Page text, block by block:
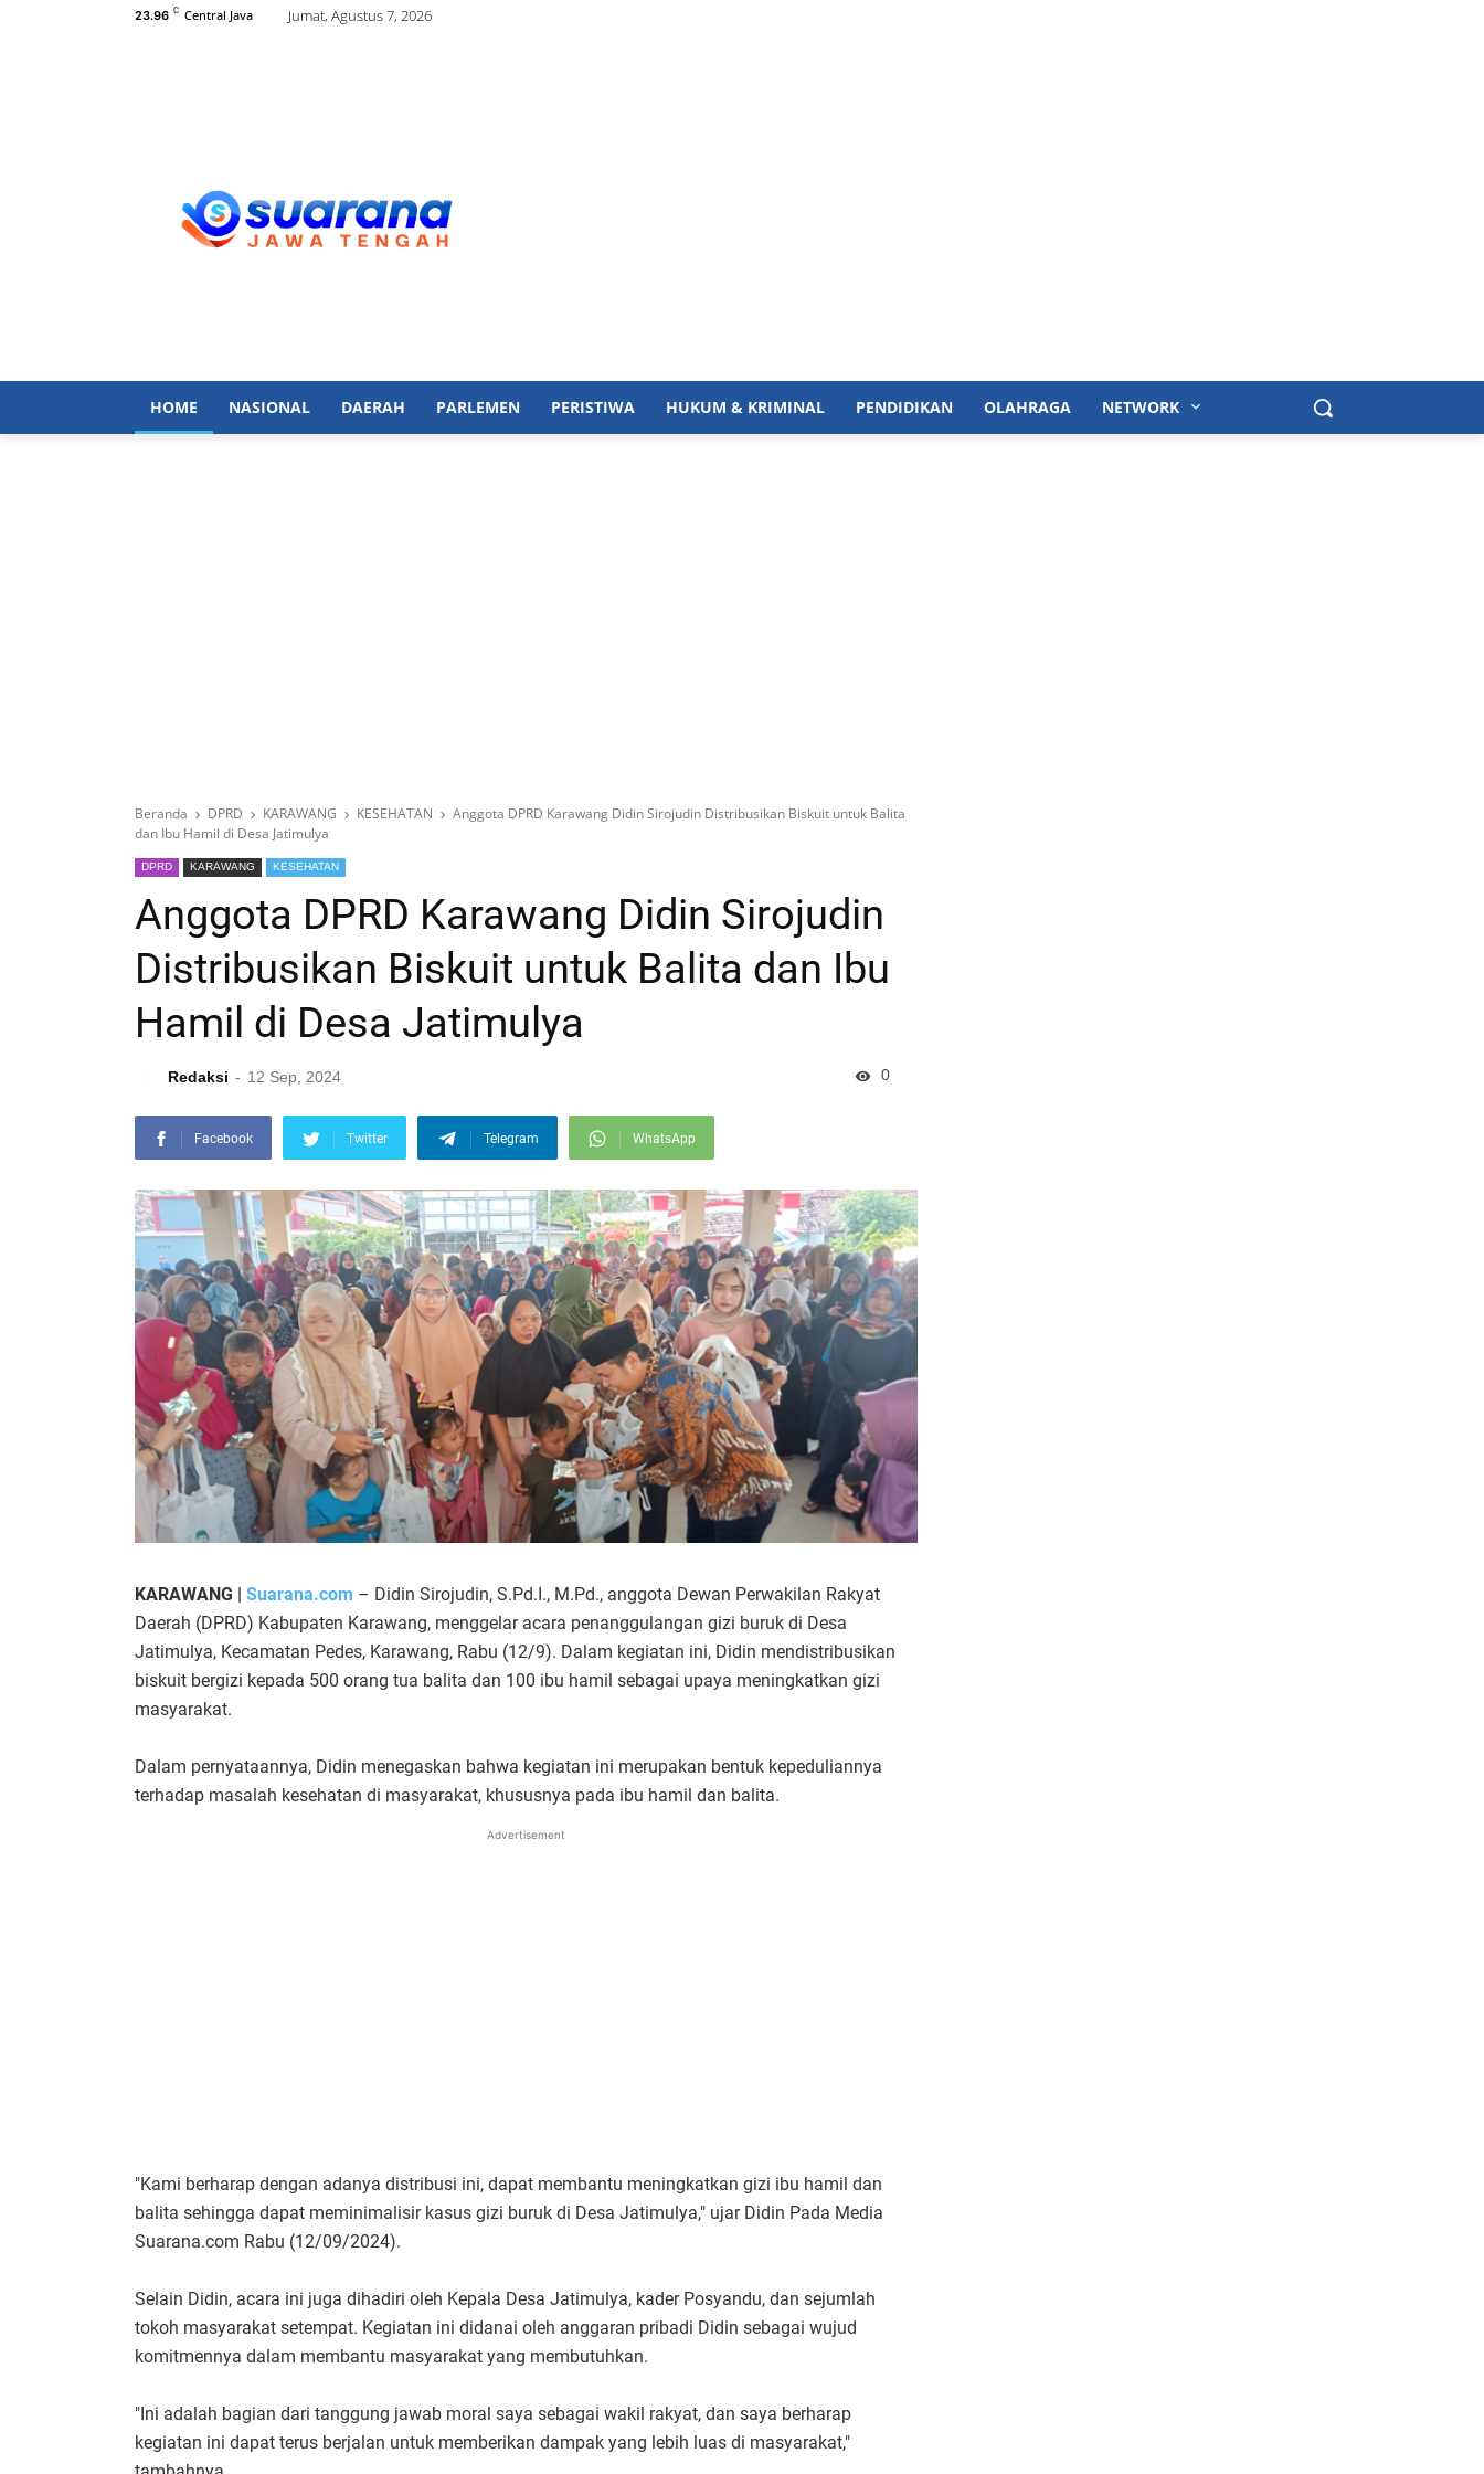
23.96 C Central Java Jumat, Agustus 7, 2026
HOME NASIONAL DAERAH PARLEMEN PERISTIWA HUKUM & KRIMINAL PENDIDIKAN OLAHRAGA NETWORK
Beranda DPRD KARAWANG KESEHATAN
Anggota DPRD Karawang Didin Sirojudin Distribusikan Biskuit untuk Balita
dan Ibu Hamil di Desa Jatimulya
DPRD KARAWANG KESEHATAN
Anggota DPRD Karawang Didin Sirojudin
Distribusikan Biskuit untuk Balita dan Ibu
Hamil di Desa Jatimulya
Redaksi 12 Sep, 2024 0
Facebook Twitter Telegram WhatsApp
KARAWANG | Suarana.com – Didin Sirojudin, S.Pd.I., M.Pd., anggota Dewan Perwakilan Rakyat
Daerah (DPRD) Kabupaten Karawang, menggelar acara penanggulangan gizi buruk di Desa
Jatimulya, Kecamatan Pedes, Karawang, Rabu (12/9). Dalam kegiatan ini, Didin mendistribusikan
biskuit bergizi kepada 500 orang tua balita dan 100 ibu hamil sebagai upaya meningkatkan gizi
masyarakat.
Dalam pernyataannya, Didin menegaskan bahwa kegiatan ini merupakan bentuk kepeduliannya
terhadap masalah kesehatan di masyarakat, khususnya pada ibu hamil dan balita.
Advertisement
"Kami berharap dengan adanya distribusi ini, dapat membantu meningkatkan gizi ibu hamil dan
balita sehingga dapat meminimalisir kasus gizi buruk di Desa Jatimulya," ujar Didin Pada Media
Suarana.com Rabu (12/09/2024).
Selain Didin, acara ini juga dihadiri oleh Kepala Desa Jatimulya, kader Posyandu, dan sejumlah
tokoh masyarakat setempat. Kegiatan ini didanai oleh anggaran pribadi Didin sebagai wujud
komitmennya dalam membantu masyarakat yang membutuhkan.
"Ini adalah bagian dari tanggung jawab moral saya sebagai wakil rakyat, dan saya berharap
kegiatan ini dapat terus berjalan untuk memberikan dampak yang lebih luas di masyarakat,"